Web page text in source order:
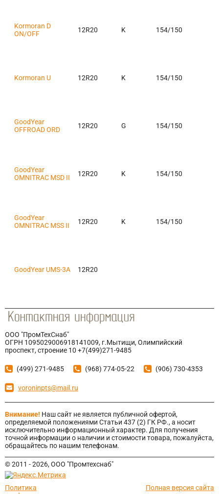
Kormoran D
ON/OFF
12R20 K 154/150
Kormoran U 12R20 K 154/150
GoodYear
OFFROAD ORD
12R20 G 154/150
GoodYear
OMNITRAC MSD II
12R20 K 154/150
GoodYear
OMNITRAC MSS II
12R20 K 154/150
GoodYear UMS-3A 12R20
ООО "ПромТехСнаб"
ОГРН 1095029006918141009, г.Мытищи, Олимпийский
проспект, строение 10 +7(499)271-9485
(499) 271-9485 (968) 774-05-22 (906) 730-4353
voroninpts@mail.ru
Внимание! Наш сайт не является публичной офертой,
определяемой положениями Статьи 437 (2) ГК РФ., а носит
исключительно информационный характер. Для получения
точной информации о наличии и стоимости товара, пожалуйста,
обращайтесь по нашим телефонам.
© 2011 - 2026, ООО "Промтехснаб"
Политика
Полная версия сайта